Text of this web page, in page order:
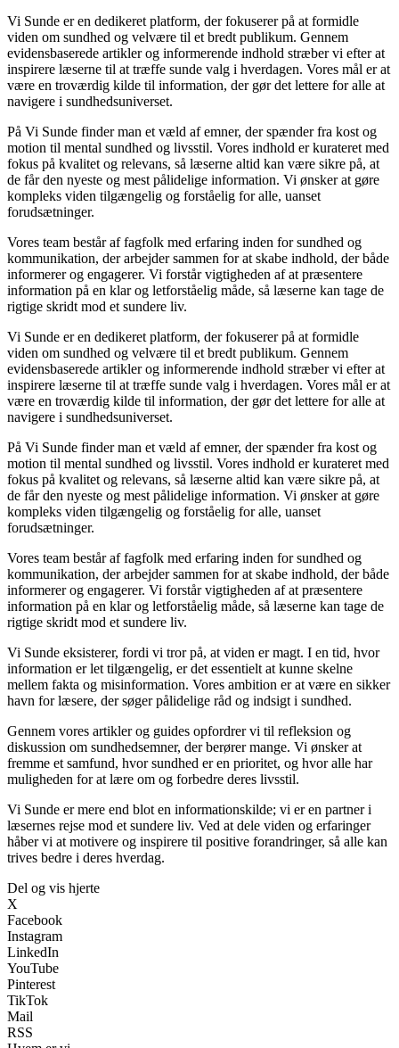
Vi Sunde er en dedikeret platform, der fokuserer på at formidle
viden om sundhed og velvære til et bredt publikum. Gennem
evidensbaserede artikler og informerende indhold stræber vi efter at
inspirere læserne til at træffe sunde valg i hverdagen. Vores mål er at
være en troværdig kilde til information, der gør det lettere for alle at
navigere i sundhedsuniverset.
På Vi Sunde finder man et væld af emner, der spænder fra kost og
motion til mental sundhed og livsstil. Vores indhold er kurateret med
fokus på kvalitet og relevans, så læserne altid kan være sikre på, at
de får den nyeste og mest pålidelige information. Vi ønsker at gøre
kompleks viden tilgængelig og forståelig for alle, uanset
forudsætninger.
Vores team består af fagfolk med erfaring inden for sundhed og
kommunikation, der arbejder sammen for at skabe indhold, der både
informerer og engagerer. Vi forstår vigtigheden af at præsentere
information på en klar og letforståelig måde, så læserne kan tage de
rigtige skridt mod et sundere liv.
Vi Sunde er en dedikeret platform, der fokuserer på at formidle
viden om sundhed og velvære til et bredt publikum. Gennem
evidensbaserede artikler og informerende indhold stræber vi efter at
inspirere læserne til at træffe sunde valg i hverdagen. Vores mål er at
være en troværdig kilde til information, der gør det lettere for alle at
navigere i sundhedsuniverset.
På Vi Sunde finder man et væld af emner, der spænder fra kost og
motion til mental sundhed og livsstil. Vores indhold er kurateret med
fokus på kvalitet og relevans, så læserne altid kan være sikre på, at
de får den nyeste og mest pålidelige information. Vi ønsker at gøre
kompleks viden tilgængelig og forståelig for alle, uanset
forudsætninger.
Vores team består af fagfolk med erfaring inden for sundhed og
kommunikation, der arbejder sammen for at skabe indhold, der både
informerer og engagerer. Vi forstår vigtigheden af at præsentere
information på en klar og letforståelig måde, så læserne kan tage de
rigtige skridt mod et sundere liv.
Vi Sunde eksisterer, fordi vi tror på, at viden er magt. I en tid, hvor
information er let tilgængelig, er det essentielt at kunne skelne
mellem fakta og misinformation. Vores ambition er at være en sikker
havn for læsere, der søger pålidelige råd og indsigt i sundhed.
Gennem vores artikler og guides opfordrer vi til refleksion og
diskussion om sundhedsemner, der berører mange. Vi ønsker at
fremme et samfund, hvor sundhed er en prioritet, og hvor alle har
muligheden for at lære om og forbedre deres livsstil.
Vi Sunde er mere end blot en informationskilde; vi er en partner i
læsernes rejse mod et sundere liv. Ved at dele viden og erfaringer
håber vi at motivere og inspirere til positive forandringer, så alle kan
trives bedre i deres hverdag.
Del og vis hjerte
X
Facebook
Instagram
LinkedIn
YouTube
Pinterest
TikTok
Mail
RSS